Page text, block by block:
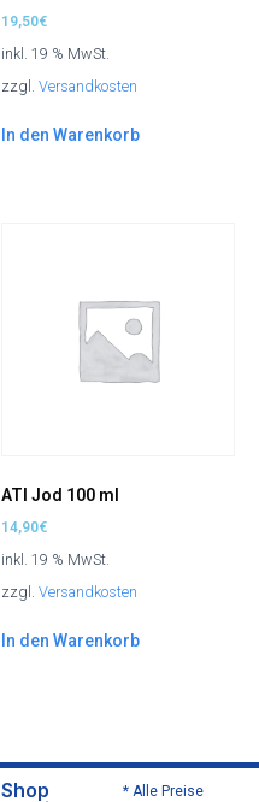
19,50€
inkl. 19 % MwSt.
zzgl. Versandkosten
In den Warenkorb
ATI Jod 100 ml
14,90€
inkl. 19 % MwSt.
zzgl. Versandkosten
In den Warenkorb
Shop
* Alle Preise